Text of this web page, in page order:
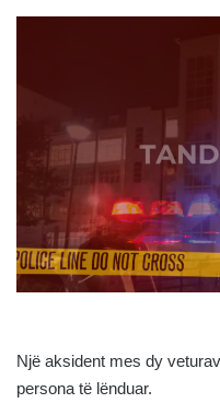
Një aksident mes dy
persona të lënduar.